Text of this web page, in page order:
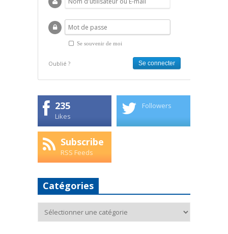
Se souvenir de moi
Oublié ?
235
Likes
Followers
Subscribe
RSS Feeds
Catégories